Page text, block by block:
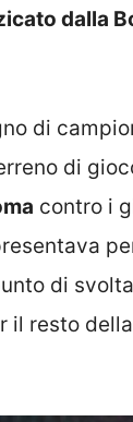
dalla
di
di
contro i
di
il resto